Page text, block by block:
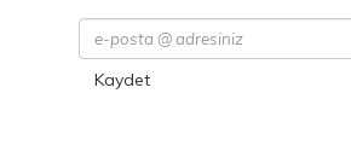
Kaydet